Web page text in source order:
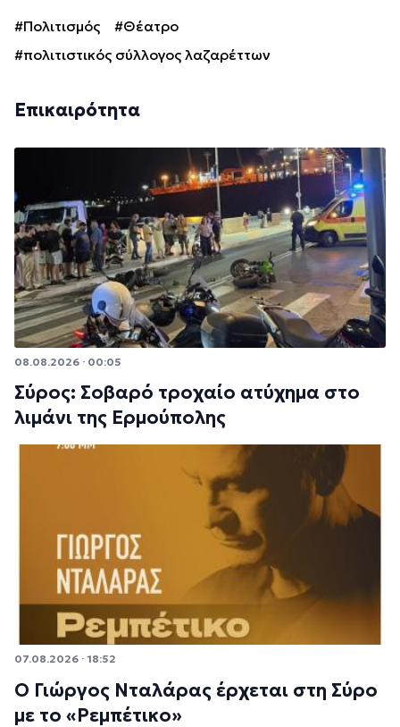
#Πολιτισμός
#Θέατρο
#πολιτιστικός σύλλογος λαζαρέττων
Επικαιρότητα
08.08.2026 · 00:05
Σύρος: Σοβαρό τροχαίο ατύχημα στο
λιμάνι της Ερμούπολης
07.08.2026 · 18:52
Ο Γιώργος Νταλάρας έρχεται στη Σύρο
με το «Ρεμπέτικο»